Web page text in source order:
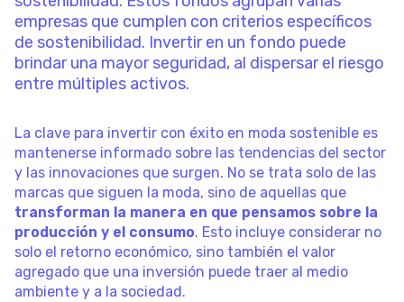
empresas que cumplen con criterios específicos
de sostenibilidad. Invertir en un fondo puede
brindar una mayor seguridad, al dispersar el riesgo
entre múltiples activos.
La clave para invertir con éxito en moda sostenible es
mantenerse informado sobre las tendencias del sector
y las innovaciones que surgen. No se trata solo de las
marcas que siguen la moda, sino de aquellas que
transforman la manera en que pensamos sobre la
producción y el consumo. Esto incluye considerar no
solo el retorno económico, sino también el valor
agregado que una inversión puede traer al medio
ambiente y a la sociedad.